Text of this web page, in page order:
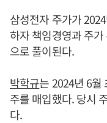
삼성전자 주가가
하자 책임경영과 주
으로 풀이된다.
박학규는 2024년 6월
주를 매입했다. 당시
다.